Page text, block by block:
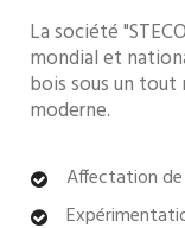
La société
mondial et
bois sous un
moderne.
Affectation